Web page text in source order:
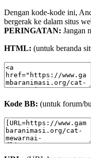
Dengan kode-kode ini,
bergerak ke dalam situs
PERINGATAN: Jangan
HTML: (untuk beranda
Kode BB: (untuk forum/